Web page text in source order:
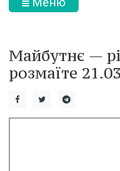
Майбутнє —
розмаїте